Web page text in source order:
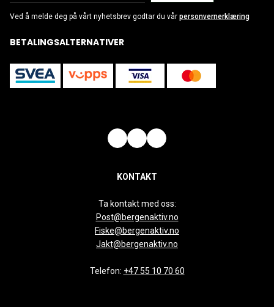
Ved å melde deg på vårt nyhetsbrev godtar du vår personvernerklæring
BETALINGSALTERNATIVER
KONTAKT
Ta kontakt med oss:
Post@bergenaktiv.no
Fiske@bergenaktiv.no
Jakt@bergenaktiv.no
Telefon: +47 55 10 70 60